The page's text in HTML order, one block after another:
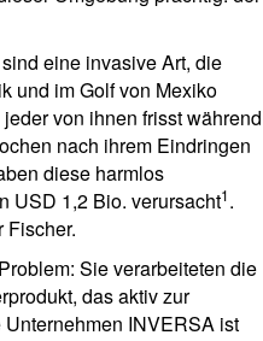
eine invasive Art, die
und im Golf von Mexiko
von ihnen frisst während
nach ihrem Eindringen
diese harmlos
USD 1,2 Bio. verursacht1.
Fischer.
Sie verarbeiteten die
das aktiv zur
INVERSA ist